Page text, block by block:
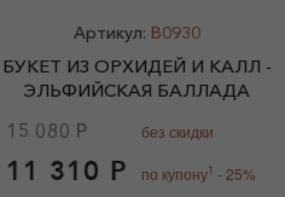
Артикул: B0930
БУКЕТ ИЗ ОРХИДЕЙ И КАЛЛ -
ЭЛЬФИЙСКАЯ БАЛЛАДА
15 080 Р без скидки
11 310 Р по купону1 - 25%